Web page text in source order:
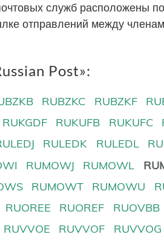
служб расположены
отправлений между
Post»:
RUBZKC RUBZKF
RUKGDF RUKUFB RUKUFC
RULEDK RULEDL
RUMOWJ RUMOWL
RUMOWT RUMOWU
RUOREE RUOREF RUOVBB
RUVVOE RUVVOF RUVVOG